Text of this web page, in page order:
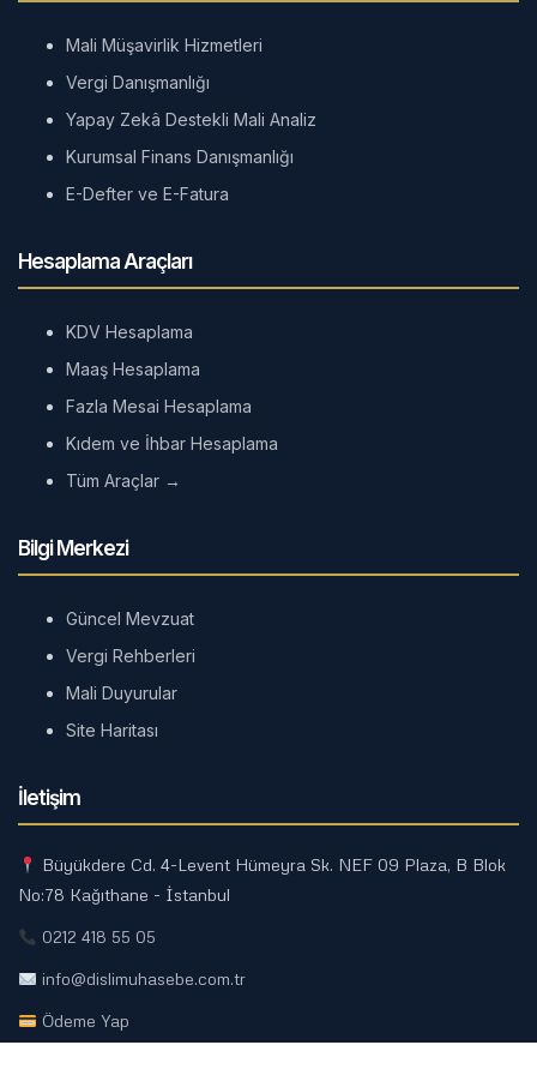
Mali Müşavirlik Hizmetleri
Vergi Danışmanlığı
Yapay Zekâ Destekli Mali Analiz
Kurumsal Finans Danışmanlığı
E-Defter ve E-Fatura
Hesaplama Araçları
KDV Hesaplama
Maaş Hesaplama
Fazla Mesai Hesaplama
Kıdem ve İhbar Hesaplama
Tüm Araçlar →
Bilgi Merkezi
Güncel Mevzuat
Vergi Rehberleri
Mali Duyurular
Site Haritası
İletişim
Büyükdere Cd. 4-Levent Hümeyra Sk. NEF 09 Plaza, B Blok
No:78 Kağıthane - İstanbul
0212 418 55 05
info@dislimuhasebe.com.tr
Ödeme Yap